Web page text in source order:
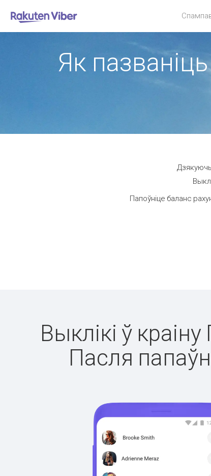
Як
Папоўніце баланс
Выклікі ў
Пасля